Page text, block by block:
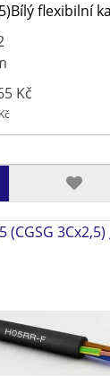
flexibilní
Kč
(CGSG